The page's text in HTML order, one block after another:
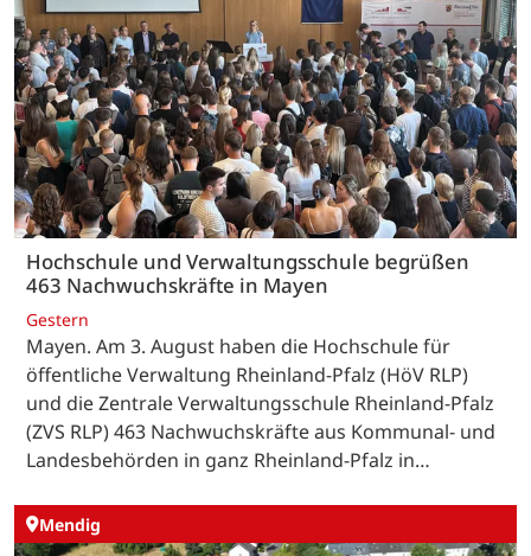
Hochschule und Verwaltungsschule begrüßen
463 Nachwuchskräfte in Mayen
Gestern
Mayen. Am 3. August haben die Hochschule für
öffentliche Verwaltung Rheinland-Pfalz (HöV RLP)
und die Zentrale Verwaltungsschule Rheinland-Pfalz
(ZVS RLP) 463 Nachwuchskräfte aus Kommunal- und
Landesbehörden in ganz Rheinland-Pfalz in…
Mendig